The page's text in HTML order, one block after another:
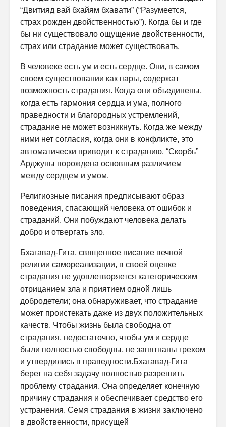
“Двитияд вай бхайям бхавати” (“Разумеется,
страх рожден двойственностью”). Когда бы и где
бы ни существовало ощущение двойственности,
страх или страдание может существовать.
В человеке есть ум и есть сердце. Они, в самом
своем существовании как пары, содержат
возможность страдания. Когда они объединены,
когда есть гармония сердца и ума, полного
праведности и благородных уст­ремлений,
страдание не может возникнуть. Когда же между
ними нет согласия, когда они в конфликте, это
автоматически приводит к страда­нию. “Скорбь”
Арджуны порождена основным различием
между сердцем и умом.
Религиозные писания предписывают образ
поведения, спасающий че­ловека от ошибок и
страданий. Они побуждают человека делать
добро и отвергать зло.
Бхагавад-Гита, священное писание вечной
религии самореализации, в своей оценке
страдания не удовлетворяется категорическим
отрицанием зла и приятием одной лишь
добродетели; она обнаруживает, что страдание
может проистекать даже из двух положительных
качеств. Чтобы жизнь была свободна от
страдания, недостаточно, чтобы ум и сердце
были пол­ностью свободны, не запятнаны грехом
и утвердились в праведности.Бхагавад-Гита
берет на себя задачу полностью разрешить
проблему страдания. Она определяет конечную
причину страдания и обеспечивает средство его
устранения. Семя страдания в жизни заключено
в двойственности, присущей